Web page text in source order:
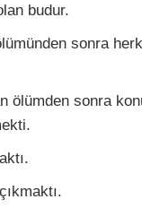
budur.
sonra
ölümden sonra